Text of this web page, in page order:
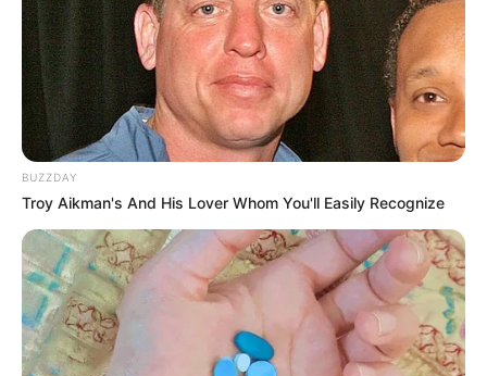
BUZZDAY
Troy Aikman's And His Lover Whom You'll Easily Recognize